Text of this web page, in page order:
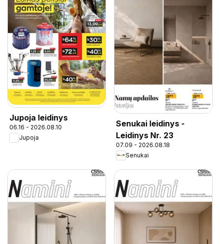
Jupoja leidinys
06.16 - 2026.08.10
Jupoja
Senukai leidinys -
Leidinys Nr. 23
07.09 - 2026.08.18
Senukai